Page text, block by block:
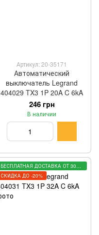
Артикул: 20-35171
Автоматический
выключатель Legrand
404029 TX3 1P 20A C 6kA
246 грн
В наличии
БЕСПЛАТНАЯ ДОСТАВКА ОТ 3000 ГРН
СКИДКА ДО -20%